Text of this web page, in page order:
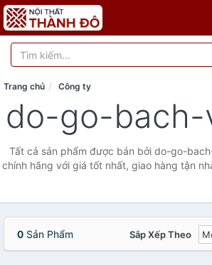
Trang chủ Công ty
do-go-
Tất cả sản phẩm được bán bởi do-go-
chính hãng với giá tốt nhất, giao hàng tận
0 Sản Phẩm Sắp Xếp Theo